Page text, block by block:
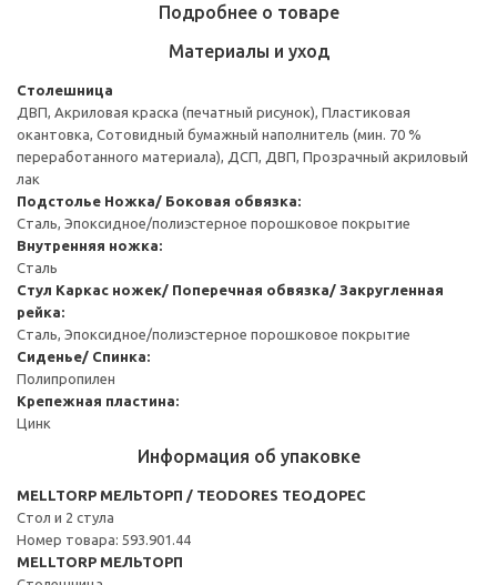
Подробнее о товаре
Материалы и уход
Столешница
ДВП, Акриловая краска (печатный рисунок), Пластиковая
окантовка, Сотовидный бумажный наполнитель (мин. 70 %
переработанного материала), ДСП, ДВП, Прозрачный акриловый
лак
Подстолье Ножка/ Боковая обвязка:
Сталь, Эпоксидное/полиэстерное порошковое покрытие
Внутренняя ножка:
Сталь
Стул Каркас ножек/ Поперечная обвязка/ Закругленная
рейка:
Сталь, Эпоксидное/полиэстерное порошковое покрытие
Сиденье/ Спинка:
Полипропилен
Крепежная пластина:
Цинк
Информация об упаковке
MELLTORP МЕЛЬТОРП / TEODORES ТЕОДОРЕС
Стол и 2 стула
Номер товара: 593.901.44
MELLTORP МЕЛЬТОРП